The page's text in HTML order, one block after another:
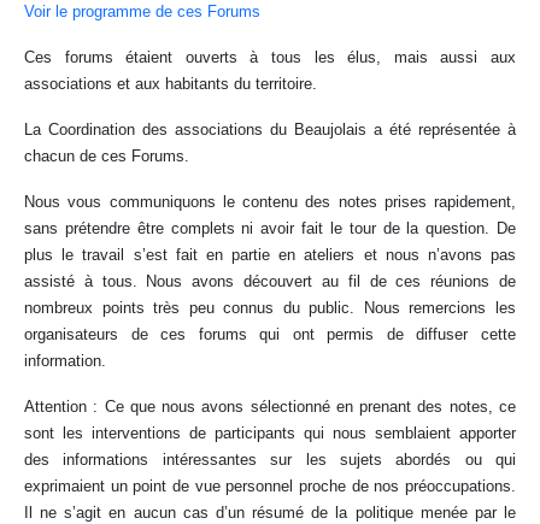
Voir le programme de ces Forums
Ces forums étaient ouverts à tous les élus, mais aussi aux
associations et aux habitants du territoire.
La Coordination des associations du Beaujolais a été représentée à
chacun de ces Forums.
Nous vous communiquons le contenu des notes prises rapidement,
sans prétendre être complets ni avoir fait le tour de la question. De
plus le travail s’est fait en partie en ateliers et nous n’avons pas
assisté à tous. Nous avons découvert au fil de ces réunions de
nombreux points très peu connus du public. Nous remercions les
organisateurs de ces forums qui ont permis de diffuser cette
information.
Attention : Ce que nous avons sélectionné en prenant des notes, ce
sont les interventions de participants qui nous semblaient apporter
des informations intéressantes sur les sujets abordés ou qui
exprimaient un point de vue personnel proche de nos préoccupations.
Il ne s’agit en aucun cas d’un résumé de la politique menée par le